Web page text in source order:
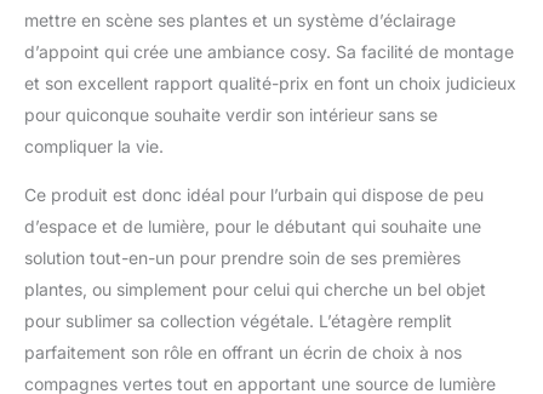
mettre en scène ses plantes et un système d’éclairage
d’appoint qui crée une ambiance cosy. Sa facilité de montage
et son excellent rapport qualité-prix en font un choix judicieux
pour quiconque souhaite verdir son intérieur sans se
compliquer la vie.
Ce produit est donc idéal pour l’urbain qui dispose de peu
d’espace et de lumière, pour le débutant qui souhaite une
solution tout-en-un pour prendre soin de ses premières
plantes, ou simplement pour celui qui cherche un bel objet
pour sublimer sa collection végétale. L’étagère remplit
parfaitement son rôle en offrant un écrin de choix à nos
compagnes vertes tout en apportant une source de lumière